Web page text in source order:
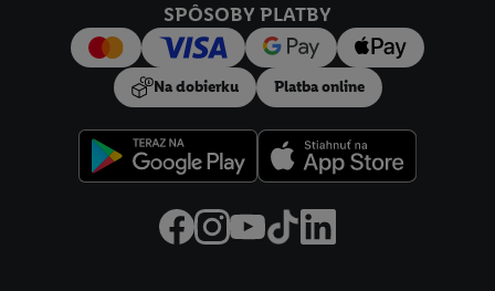
SPÔSOBY PLATBY
Na dobierku Platba online